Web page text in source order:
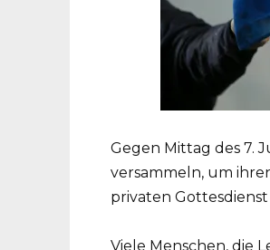
Gegen Mittag des 7.
versammeln, um
privaten
Viele Menschen, die